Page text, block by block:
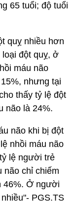
65 tuổi; độ tuổi
quỵ nhiều hơn
đột quỵ, ở
máu não
nhưng tại
thấy tỷ lệ đột
não là 24%.
não khi bị đột
nhồi máu não
lệ người trẻ
não chỉ chiếm
46%. Ở người
PGS.TS